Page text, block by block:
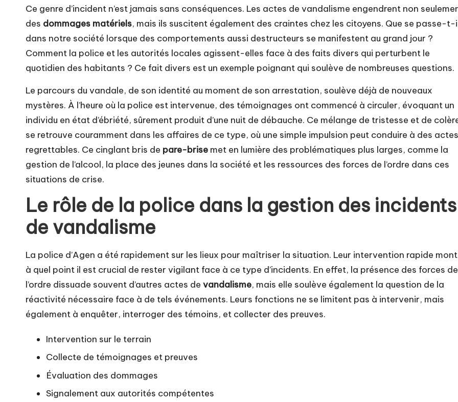
Ce genre d’incident n’est jamais sans conséquences. Les actes de vandalisme engendrent non
des dommages matériels, mais ils suscitent également des craintes chez les citoyens. Que se passe-t-
dans notre société lorsque des comportements aussi destructeurs se manifestent au grand jour ?
Comment la police et les autorités locales agissent-elles face à des faits divers qui perturbent le
quotidien des habitants ? Ce fait divers est un exemple poignant qui soulève de nombreuses questions.
Le parcours du vandale, de son identité au moment de son arrestation, soulève déjà de nouveaux
mystères. À l’heure où la police est intervenue, des témoignages ont commencé à circuler, évoquant un
individu en état d’ébriété, sûrement produit d’une nuit de débauche. Ce mélange de tristesse et de
se retrouve couramment dans les affaires de ce type, où une simple impulsion peut conduire à des actes
regrettables. Ce cinglant bris de pare-brise met en lumière des problématiques plus larges, comme la
gestion de l’alcool, la place des jeunes dans la société et les ressources des forces de l’ordre dans ces
situations de crise.
Le rôle de la police dans la gestion des incidents
de vandalisme
La police d’Agen a été rapidement sur les lieux pour maîtriser la situation. Leur intervention rapide
à quel point il est crucial de rester vigilant face à ce type d’incidents. En effet, la présence des forces de
l’ordre dissuade souvent d’autres actes de vandalisme, mais elle soulève également la question de la
réactivité nécessaire face à de tels événements. Leurs fonctions ne se limitent pas à intervenir, mais
également à enquêter, interroger des témoins, et collecter des preuves.
Intervention sur le terrain
Collecte de témoignages et preuves
Évaluation des dommages
Signalement aux autorités compétentes